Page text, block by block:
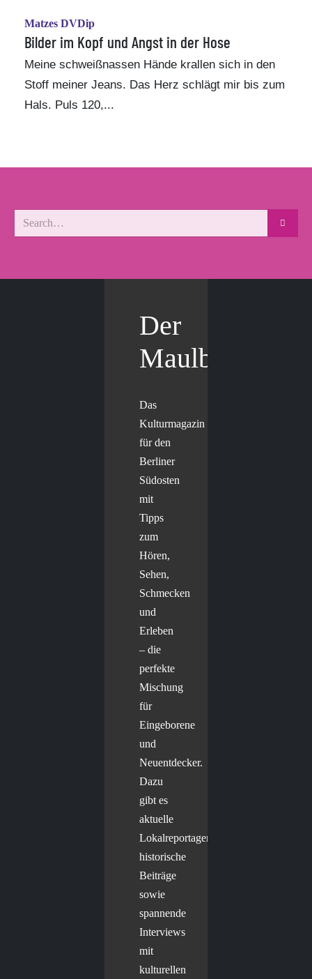
Matzes DVDip
Bilder im Kopf und Angst in der Hose
Meine schweißnassen Hände krallen sich in den
Stoff meiner Jeans. Das Herz schlägt mir bis zum
Hals. Puls 120,...
Der
Maulbär
Das
Kulturmagazin
für den
Berliner
Südosten
mit
Tipps
zum
Hören,
Sehen,
Schmecken
und
Erleben
– die
perfekte
Mischung
für
Eingeborene
und
Neuentdecker.
Dazu
gibt es
aktuelle
Lokalreportagen,
historische
Beiträge
sowie
spannende
Interviews
mit
kulturellen